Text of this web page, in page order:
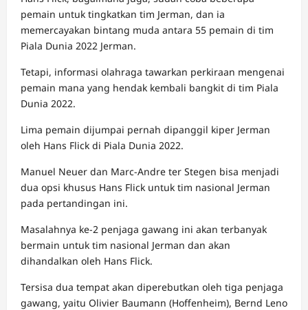
pemain untuk tingkatkan tim Jerman, dan ia
memercayakan bintang muda antara 55 pemain di tim
Piala Dunia 2022 Jerman.
Tetapi, informasi olahraga tawarkan perkiraan mengenai
pemain mana yang hendak kembali bangkit di tim Piala
Dunia 2022.
Lima pemain dijumpai pernah dipanggil kiper Jerman
oleh Hans Flick di Piala Dunia 2022.
Manuel Neuer dan Marc-Andre ter Stegen bisa menjadi
dua opsi khusus Hans Flick untuk tim nasional Jerman
pada pertandingan ini.
Masalahnya ke-2 penjaga gawang ini akan terbanyak
bermain untuk tim nasional Jerman dan akan
dihandalkan oleh Hans Flick.
Tersisa dua tempat akan diperebutkan oleh tiga penjaga
gawang, yaitu Olivier Baumann (Hoffenheim), Bernd Leno